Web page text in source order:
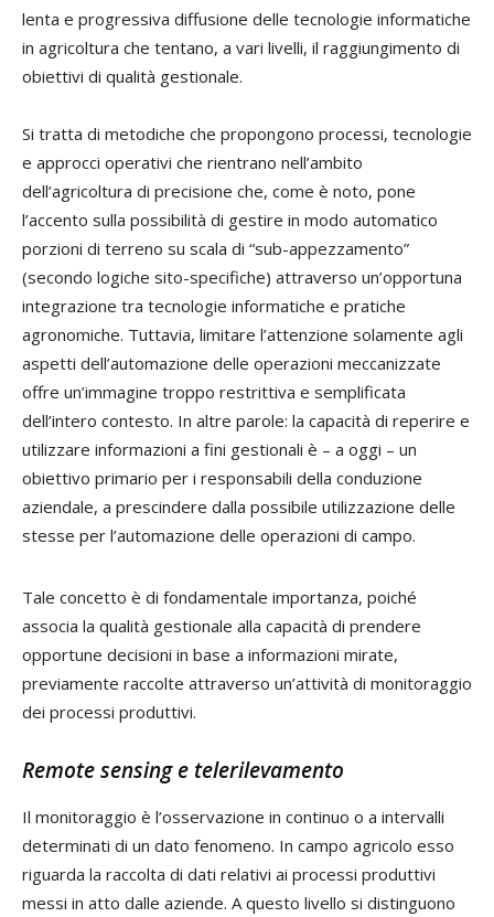
lenta e progressiva diffusione delle tecnologie informatiche
in agricoltura che tentano, a vari livelli, il raggiungimento di
obiettivi di qualità gestionale.
Si tratta di metodiche che propongono processi, tecnologie
e approcci operativi che rientrano nell’ambito
dell’agricoltura di precisione che, come è noto, pone
l’accento sulla possibilità di gestire in modo automatico
porzioni di terreno su scala di “sub-appezzamento”
(secondo logiche sito-specifiche) attraverso un’opportuna
integrazione tra tecnologie informatiche e pratiche
agronomiche. Tuttavia, limitare l’attenzione solamente agli
aspetti dell’automazione delle operazioni meccanizzate
offre un’immagine troppo restrittiva e semplificata
dell’intero contesto. In altre parole: la capacità di reperire e
utilizzare informazioni a fini gestionali è – a oggi – un
obiettivo primario per i responsabili della conduzione
aziendale, a prescindere dalla possibile utilizzazione delle
stesse per l’automazione delle operazioni di campo.
Tale concetto è di fondamentale importanza, poiché
associa la qualità gestionale alla capacità di prendere
opportune decisioni in base a informazioni mirate,
previamente raccolte attraverso un’attività di monitoraggio
dei processi produttivi.
Remote sensinge telerilevamento
Il monitoraggio è l’osservazione in continuo o a intervalli
determinati di un dato fenomeno. In campo agricolo esso
riguarda la raccolta di dati relativi ai processi produttivi
messi in atto dalle aziende. A questo livello si distinguono